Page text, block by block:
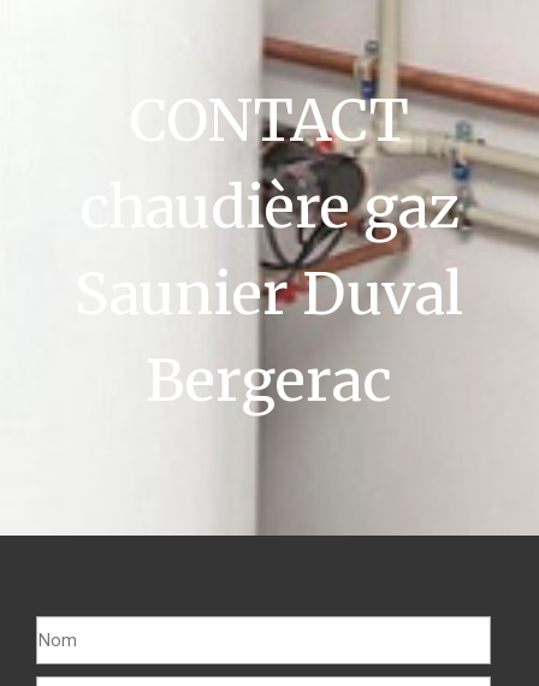
CONTACT
chaudière gaz
Saunier Duval
Bergerac